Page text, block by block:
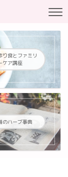
り食とファミリ
ケア講座
のハーブ事典